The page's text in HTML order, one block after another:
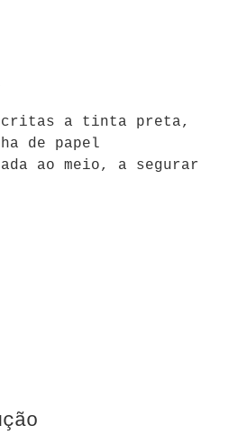
a tinta preta,
de papel
ao meio, a segurar